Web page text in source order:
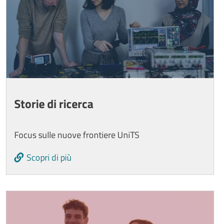
Storie di ricerca
Focus sulle nuove frontiere UniTS
Scopri di più